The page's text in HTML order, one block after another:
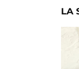
LA